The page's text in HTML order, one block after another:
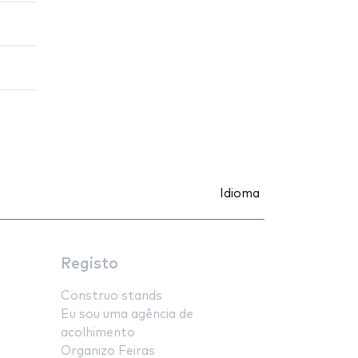
Idioma
Registo
Construo stands
Eu sou uma agência de
acolhimento
Organizo Feiras